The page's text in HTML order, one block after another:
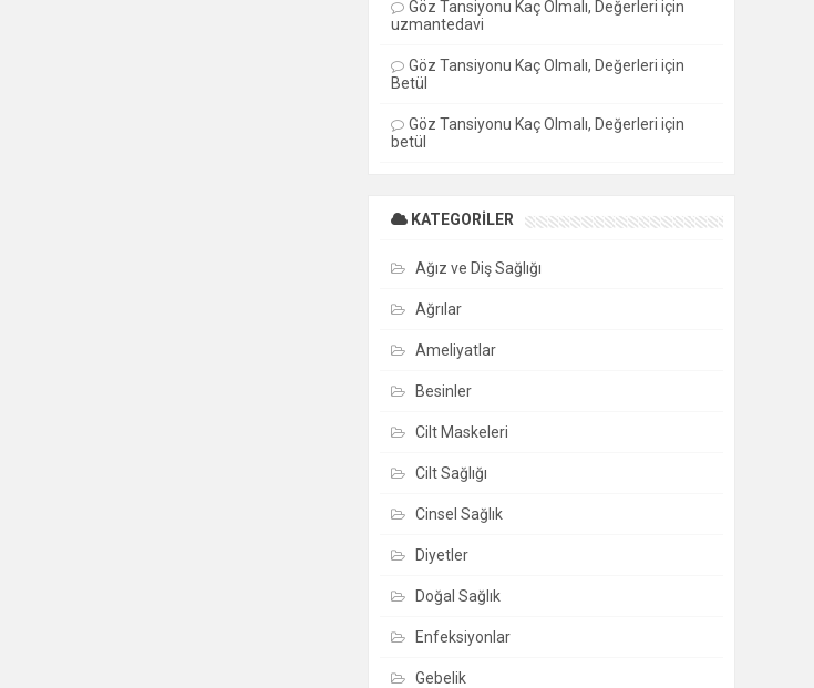
Göz Tansiyonu Kaç Olmalı, Değerleri için
uzmantedavi
Göz Tansiyonu Kaç Olmalı, Değerleri için
Betül
Göz Tansiyonu Kaç Olmalı, Değerleri için
betül
KATEGORILER
Ağız ve Diş Sağlığı
Ağrılar
Ameliyatlar
Besinler
Cilt Maskeleri
Cilt Sağlığı
Cinsel Sağlık
Diyetler
Doğal Sağlık
Enfeksiyonlar
Gebelik